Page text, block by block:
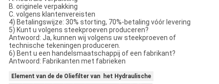
B. originele verpakking
C. volgens klantenvereisten
4) Betalingswijze: 30% storting, 70%-betaling vóór levering
5) Kunt u volgens steekproeven produceren?
Antwoord: Ja, kunnen wij volgens uw steekproeven of
technische tekeningen produceren.
6) Bent u een handelsmaatschappij of een fabrikant?
Antwoord: Fabrikanten met fabrieken
Element van de de Oliefilter van het Hydraulische